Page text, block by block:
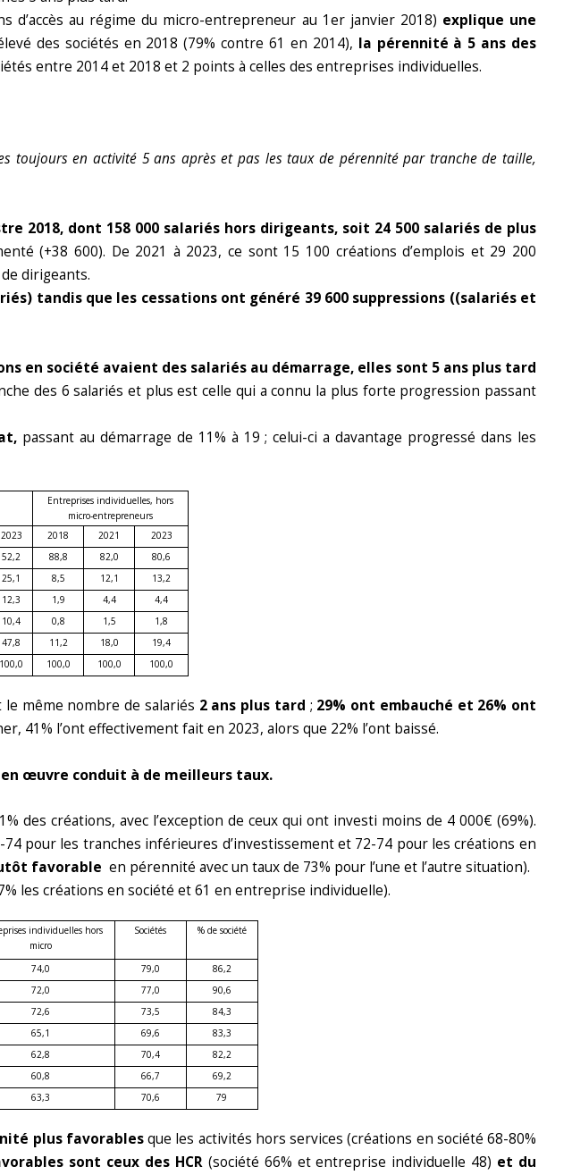
d’accès au régime du micro-entrepreneur au 1er janvier 2018) explique une
des sociétés en 2018 (79% contre 61 en 2014), la pérennité à 5 ans des
entre 2014 et 2018 et 2 points à celles des entreprises individuelles.
toujours en activité 5 ans après et pas les taux de pérennité par tranche de taille,
2018, dont 158 000 salariés hors dirigeants, soit 24 500 salariés de plus
(+38 600). De 2021 à 2023, ce sont 15 100 créations d’emplois et 29 200
dirigeants.
tandis que les cessations ont généré 39 600 suppressions ((salariés et
en société avaient des salariés au démarrage, elles sont 5 ans plus tard
des 6 salariés et plus est celle qui a connu la plus forte progression passant
passant au démarrage de 11% à 19 ; celui-ci a davantage progressé dans les
Entreprises individuelles, hors
micro‑entrepreneurs
2023 2018 2021
2023
52,2 88,8 82,0
80,6
25,1 8,5 12,1
13,2
12,3 1,9 4,4
4,4
10,4 0,8 1,5
1,8
47,8 11,2 18,0
19,4
100,0 100,0 100,0 100,0
même nombre de salariés 2 ans plus tard ; 29% ont embauché et 26% ont
41% l’ont effectivement fait en 2023, alors que 22% l’ont baissé.
œuvre conduit à de meilleurs taux.
des créations, avec l’exception de ceux qui ont investi moins de 4 000€ (69%).
pour les tranches inférieures d’investissement et 72-74 pour les créations en
favorable en pérennité avec un taux de 73% pour l’une et l’autre situation).
les créations en société et 61 en entreprise individuelle).
individuelles hors
micro
Sociétés % de société
74,0 79,0
86,2
72,0 77,0
90,6
72,6 73,5
84,3
65,1 69,6
83,3
62,8 70,4
82,2
60,8 66,7
69,2
63,3 70,6 79
plus favorablesque les activités hors services (créations en société 68-80%
sont ceux des HCR(société 66% et entreprise individuelle 48) et du